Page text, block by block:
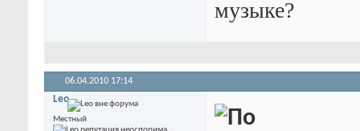
музыке?
06.04.2010 17:14
Leo
Местный